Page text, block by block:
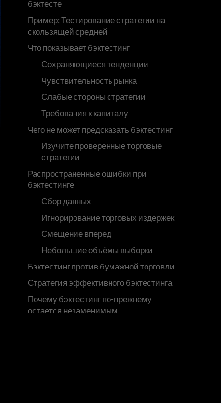
бэктесте
Пример: Тестирование стратегии на
скользящей средней
Что показывает бэктестинг
Сохраняющиеся тенденции
Чувствительность рынка
Слабые стороны стратегии
Требования к капиталу
Чего не может предсказать бэктестинг
Изучите проверенные торговые
стратегии
Распространенные ошибки при
бэктестинге
Сбор данных
Игнорирование торговых издержек
Смещение вперед
Небольшие объёмы выборки
Бэктестинг против бумажной торговли
Стратегия эффективного бэктестинга
Почему бэктестинг по-прежнему
остается незаменимым